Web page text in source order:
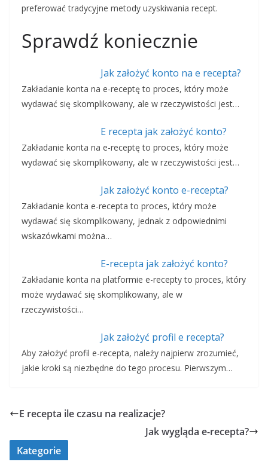
preferować tradycyjne metody uzyskiwania recept.
Sprawdź koniecznie
Jak założyć konto na e recepta?
Zakładanie konta na e-receptę to proces, który może
wydawać się skomplikowany, ale w rzeczywistości jest…
E recepta jak założyć konto?
Zakładanie konta na e-receptę to proces, który może
wydawać się skomplikowany, ale w rzeczywistości jest…
Jak założyć konto e-recepta?
Zakładanie konta e-recepta to proces, który może
wydawać się skomplikowany, jednak z odpowiednimi
wskazówkami można…
E-recepta jak założyć konto?
Zakładanie konta na platformie e-recepty to proces, który
może wydawać się skomplikowany, ale w
rzeczywistości…
Jak założyć profil e recepta?
Aby założyć profil e-recepta, należy najpierw zrozumieć,
jakie kroki są niezbędne do tego procesu. Pierwszym…
E recepta ile czasu na realizacje?
Jak wygląda e-recepta?
Kategorie